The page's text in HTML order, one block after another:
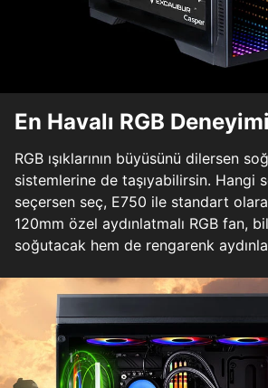
En Havalı RGB Deneyimi
RGB ışıklarının büyüsünü dilersen
sistemlerine de taşıyabilirsin. Hangi
seçersen seç, E750 ile standart
120mm özel aydınlatmalı RGB fan,
soğutacak hem de rengarenk